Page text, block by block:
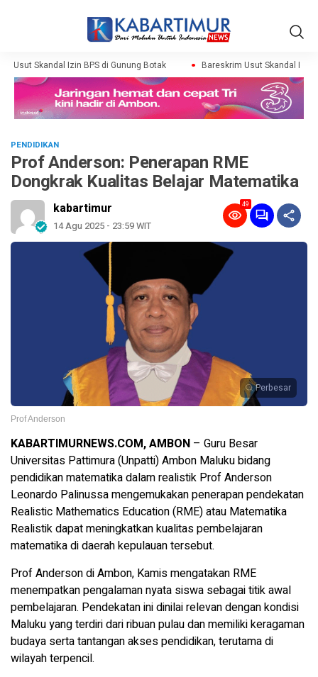
Usut Skandal Izin BPS di Gunung Botak Bareskrim Usut Skandal Izin
PENDIDIKAN
Prof Anderson: Penerapan RME
Dongkrak Kualitas Belajar Matematika
kabartimur
14 Agu 2025 - 23:59 WIT
49
Perbesar
Prof Anderson
KABARTIMURNEWS.COM, AMBON – Guru Besar
Universitas Pattimura (Unpatti) Ambon Maluku bidang
pendidikan matematika dalam realistik Prof Anderson
Leonardo Palinussa mengemukakan penerapan pendekatan
Realistic Mathematics Education (RME) atau Matematika
Realistik dapat meningkatkan kualitas pembelajaran
matematika di daerah kepulauan tersebut.
Prof Anderson di Ambon, Kamis mengatakan RME
menempatkan pengalaman nyata siswa sebagai titik awal
pembelajaran. Pendekatan ini dinilai relevan dengan kondisi
Maluku yang terdiri dari ribuan pulau dan memiliki keragaman
budaya serta tantangan akses pendidikan, terutama di
wilayah terpencil.